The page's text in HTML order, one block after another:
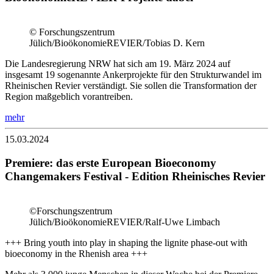
© Forschungszentrum
Jülich/BioökonomieREVIER/Tobias D. Kern
Die Landesregierung NRW hat sich am 19. März 2024 auf
insgesamt 19 sogenannte Ankerprojekte für den Strukturwandel im
Rheinischen Revier verständigt. Sie sollen die Transformation der
Region maßgeblich vorantreiben.
mehr
15.03.2024
Premiere: das erste European Bioeconomy
Changemakers Festival - Edition Rheinisches Revier
©Forschungszentrum
Jülich/BioökonomieREVIER/Ralf-Uwe Limbach
+++ Bring youth into play in shaping the lignite phase-out with
bioeconomy in the Rhenish area +++